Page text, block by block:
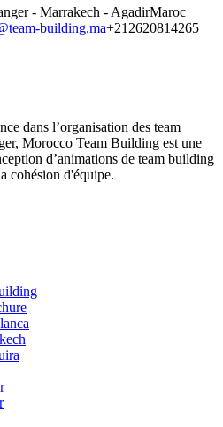
- Marrakech - AgadirMaroc
building.ma+212620814265
dans l’organisation des team
Morocco Team Building est une
d’animations de team building
cohésion d'équipe.